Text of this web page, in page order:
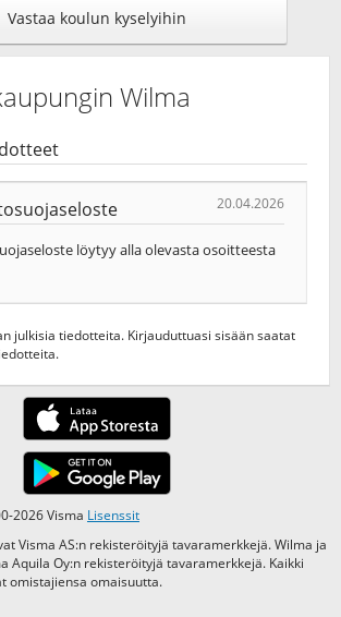
Vastaa koulun kyselyihin
Wilma
20.04.2026
löytyy alla olevasta osoitteesta
julkisia tiedotteita. Kirjauduttuasi sisään saatat
2026 Visma Lisenssit
Visma AS:n rekisteröityjä tavaramerkkejä. Wilma ja
Aquila Oy:n rekisteröityjä tavaramerkkejä. Kaikki
omistajiensa omaisuutta.